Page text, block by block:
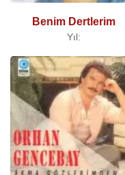
Benim Dertlerim
Yıl: